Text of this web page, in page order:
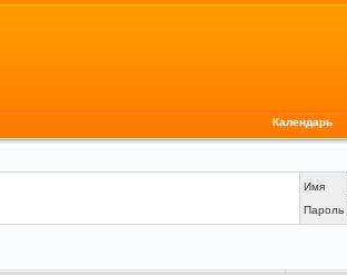
Календарь
Имя
Пароль